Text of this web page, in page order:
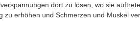
dort zu lösen, wo sie
zu erhöhen und Schmerzen und Muskel